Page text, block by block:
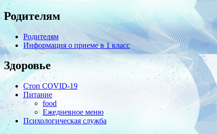
Родителям
Родителям
Информация о приеме в 1 класс
Здоровье
Стоп COVID-19
Питание
food
Ежедневное меню
Психологическая служба